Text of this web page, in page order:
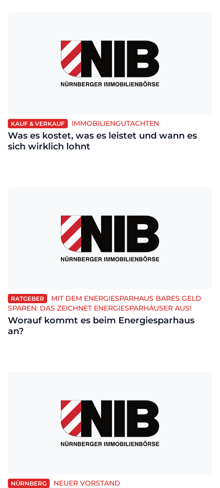
KAUF & VERKAUF IMMOBILIENGUTACHTEN
Was es kostet, was es leistet und wann es
sich wirklich lohnt
RATGEBER
MIT DEM ENERGIESPARHAUS BARES GELD
SPAREN: DAS ZEICHNET ENERGIESPARHÄUSER AUS!
Worauf kommt es beim Energiesparhaus
an?
NÜRNBERG NEUER VORSTAND